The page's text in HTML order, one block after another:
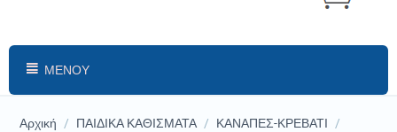
ΜΕΝΟΎ
Αρχική / ΠΑΙΔΙΚΑ ΚΑΘΙΣΜΑΤΑ / ΚΑΝΑΠΕΣ-ΚΡΕΒΑΤΙ
/